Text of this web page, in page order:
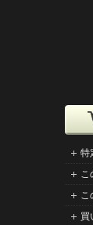
特
こ
こ
買